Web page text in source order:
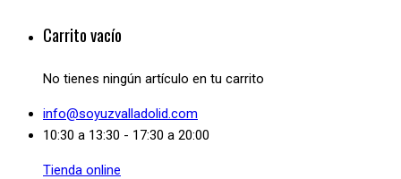
Carrito vacío
No tienes ningún artículo en tu carrito
info@soyuzvalladolid.com
10:30 a 13:30 - 17:30 a 20:00
Tienda online